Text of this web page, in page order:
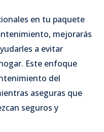
en tu paquete
mejorarás
a evitar
Este enfoque
del
aseguras que
seguros y